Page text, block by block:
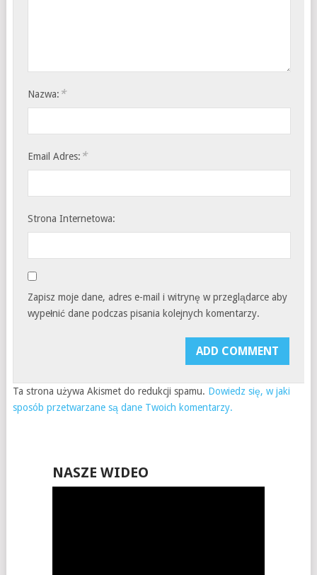
Nazwa: *
Email Adres: *
Strona Internetowa:
Zapisz moje dane, adres e-mail i witrynę w przeglądarce aby
wypełnić dane podczas pisania kolejnych komentarzy.
Ta strona używa Akismet do redukcji spamu. Dowiedz się, w jaki
sposób przetwarzane są dane Twoich komentarzy.
NASZE WIDEO